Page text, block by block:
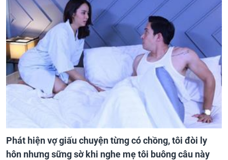
Phát hiện vợ giấu chuyện từng có chồng, tôi đòi ly
hôn nhưng sững sờ khi nghe mẹ tôi buông câu này